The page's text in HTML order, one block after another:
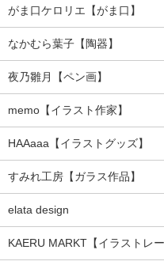
がま口ケロリエ【がま口】
なかむら葉子【陶器】
夜乃雛月【ペン画】
memo【イラスト作家】
HAAaaa【イラストグッズ】
すみれ工房【ガラス作品】
elata design
KAERU MARKT【イラストレー